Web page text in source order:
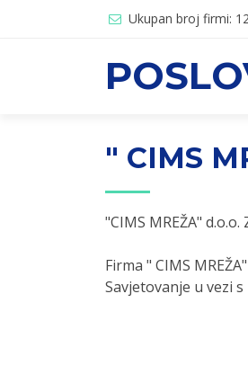
Ukupan broj firmi:
" CIMS
"CIMS MREŽA" d.o.o.
Firma " CIMS
Savjetovanje u vezi